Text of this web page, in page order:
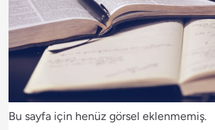
Bu sayfa için henüz görsel eklenmemiş.